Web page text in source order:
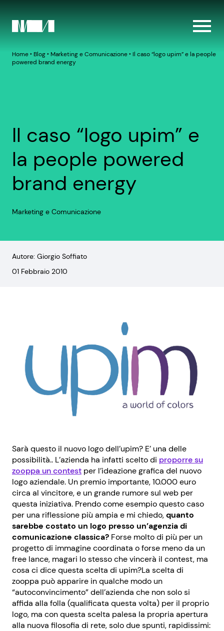
Home‣ Blog‣ Marketing e Comunicazione‣ Il caso “logo upim” e la people
powered brand energy
Il caso “logo upim” e
la people powered
brand energy
Marketing e Comunicazione
Autore: Giorgio Soffiato
01 Febbraio 2010
Sarà questo il nuovo logo dell’upim? E’ una delle
possibilità.. L’azienda ha infatti scelto di proporre su
zooppa un contest per l’ideazione grafica del nuovo
logo aziendale. Un premio importante, 10.000 euro
circa al vincitore, e un grande rumore sul web per
questa iniziativa. Prendo come esempio questo caso
per una riflessione più ampia e mi chiedo,quanto
sarebbe costato un logo presso un’agenzia di
comunicazione classica? Forse molto di più per un
progetto di immagine coordinata o forse meno da un
free lance, magari lo stesso che vincerà il contest, ma
cosa ci dice questa scelta di upim?La scelta di
zooppa può apparire in qualche modo un
“autoconvincimento” dell’azienda che non solo si
affida alla folla (qualificata questa volta) per il proprio
logo, ma con questa scelta palesa la propria apertura
alla nuova filosofia di rete, solo due spunti, rapidissimi: